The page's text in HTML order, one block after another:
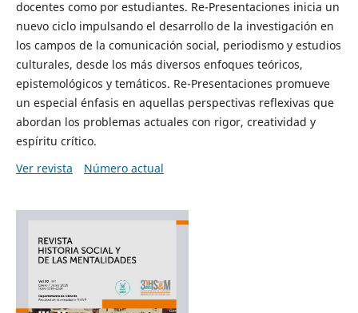
docentes como por estudiantes. Re-Presentaciones inicia un
nuevo ciclo impulsando el desarrollo de la investigación en
los campos de la comunicación social, periodismo y estudios
culturales, desde los más diversos enfoques teóricos,
epistemológicos y temáticos. Re-Presentaciones promueve
un especial énfasis en aquellas perspectivas reflexivas que
abordan los problemas actuales con rigor, creatividad y
espíritu crítico.
Ver revista
Número actual